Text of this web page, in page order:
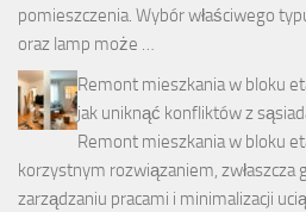
pomieszczenia. Wybór właściwego
oraz lamp może …
Remont mieszkania w bloku
jak uniknąć konfliktów z
Remont mieszkania w bloku
korzystnym rozwiązaniem, zwłaszcza
zarządzaniu pracami i minimalizacji